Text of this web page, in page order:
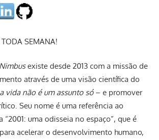
SEMANA!
existe desde 2013 com a missão de
através de uma visão científica do
a vida não é um assunto só– e promover
Seu nome é uma referência ao
uma odisseia no espaço”, que é
acelerar o desenvolvimento humano,